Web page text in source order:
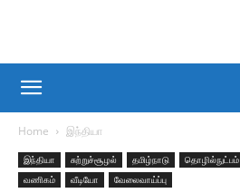
Home இந்தியா
இந்தியா சுற்றுச்சூழல் தமிழ்நாடு தொழில்நுட்பம்
வணிகம்
வீடியோ வேலைவாய்ப்பு